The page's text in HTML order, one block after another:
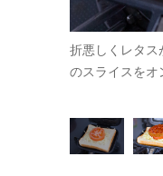
折悪しくレタス
のスライスをオ